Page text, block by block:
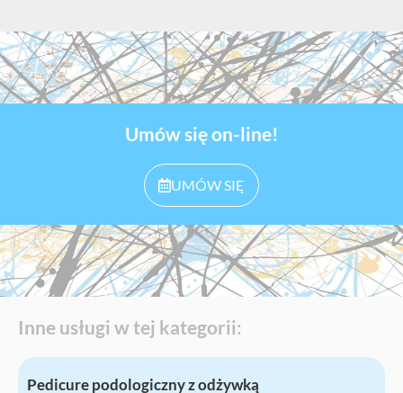
Umów się on-line!
UMÓW SIĘ
Inne usługi w tej kategorii:
Pedicure podologiczny z odżywką